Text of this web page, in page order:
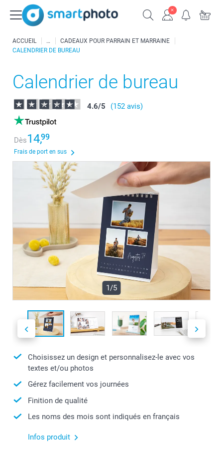
ACCUEIL
CADEAUX POUR PARRAIN ET MARRAINE
CALENDRIER DE BUREAU
Calendrier de bureau
4.6/5 (152 avis)
Dès14,99
Frais de port en sus
1/5
Choisissez un design et personnalisez-le avec vos
textes et/ou photos
Gérez facilement vos journées
Finition de qualité
Les noms des mois sont indiqués en français
Infos produit